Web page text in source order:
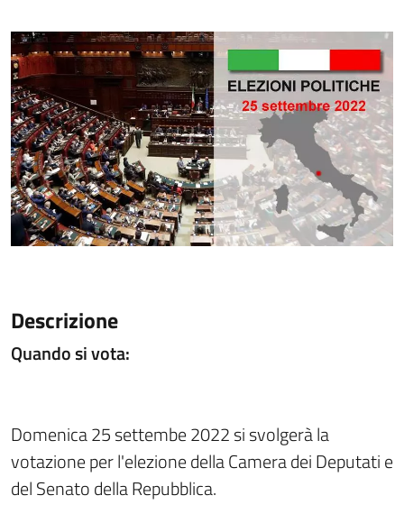
Descrizione
Quando si vota:
Domenica 25 settembe 2022 si svolgerà la
votazione per l'elezione della Camera dei Deputati e
del Senato della Repubblica.